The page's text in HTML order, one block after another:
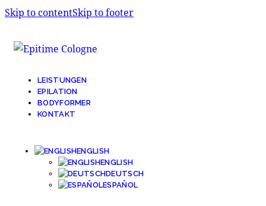
Skip to contentSkip to footer
LEISTUNGEN
EPILATION
BODYFORMER
KONTAKT
ENGLISH
ENGLISH
DEUTSCH
ESPAÑOL